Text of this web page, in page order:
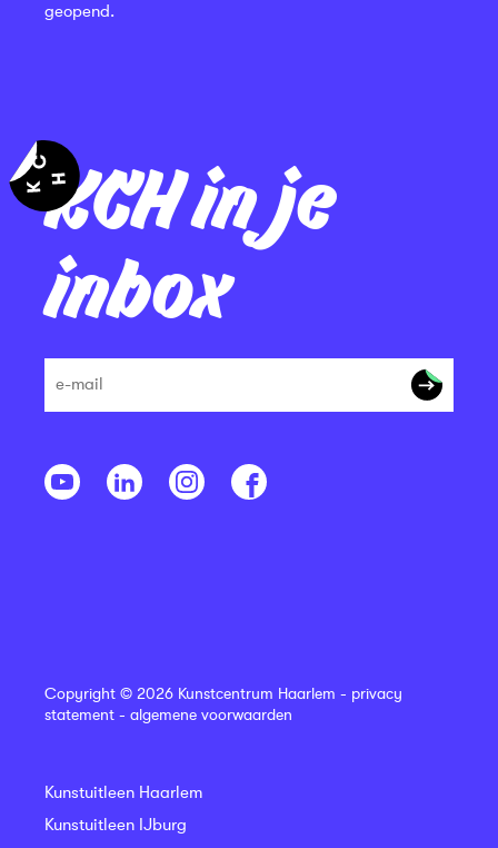
KCH in je
inbox
geopend.
Copyright © 2026 Kunstcentrum Haarlem - privacy
statement - algemene voorwaarden
Kunstuitleen Haarlem
Kunstuitleen IJburg